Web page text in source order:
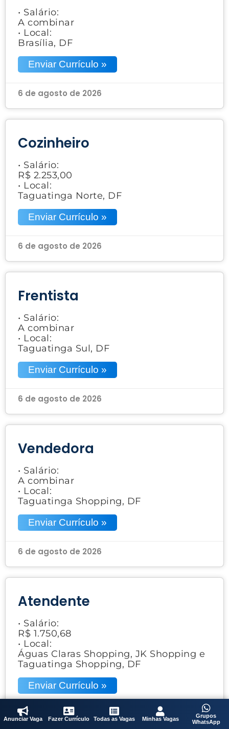
• Salário:
A combinar
• Local:
Brasília, DF
Enviar Currículo »
6 de agosto de 2026
Cozinheiro
• Salário:
R$ 2.253,00
• Local:
Taguatinga Norte, DF
Enviar Currículo »
6 de agosto de 2026
Frentista
• Salário:
A combinar
• Local:
Taguatinga Sul, DF
Enviar Currículo »
6 de agosto de 2026
Vendedora
• Salário:
A combinar
• Local:
Taguatinga Shopping, DF
Enviar Currículo »
6 de agosto de 2026
Atendente
• Salário:
R$ 1.750,68
• Local:
Águas Claras Shopping, JK Shopping e
Taguatinga Shopping, DF
Enviar Currículo »
6 de agosto de 2026
Anunciar Vaga Fazer Currículo Todas as Vagas Minhas Vagas
Grupos
WhatsApp